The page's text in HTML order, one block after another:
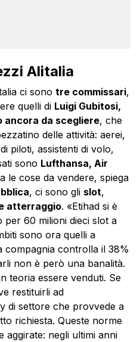
Alitalia
ci sono tre commissari,
quelli di Luigi Gubitosi,
ancora da scegliere, che
delle attività: aerei,
piloti, assistenti di volo,
sono Lufthansa, Air
le cose da vendere, spiega
, ci sono gli slot,
atterraggio. «Etihad si è
per 60 milioni dieci slot a
sono ora quelli a
compagnia controlla il 38%
non è però una banalità.
teoria essere venduti. Se
restituirli ad
di settore che provvede a
richiesta. Queste norme
aggirate: negli ultimi anni